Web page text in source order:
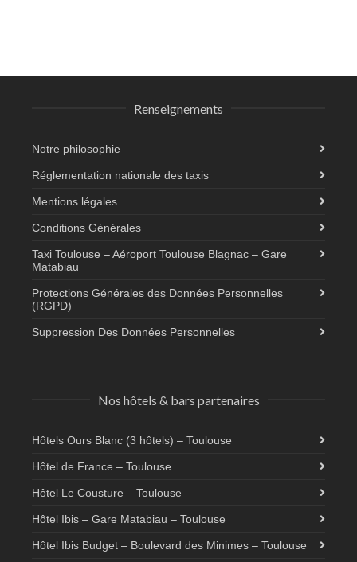
Renseignements
Notre philosophie
Réglementation nationale des taxis
Mentions légales
Conditions Générales
Taxi Toulouse – Aéroport Toulouse Blagnac – Gare
Matabiau
Protections Générales des Données Personnelles
(RGPD)
Suppression Des Données Personnelles
Nos hôtels & bars partenaires
Hôtels Ours Blanc (3 hôtels) – Toulouse
Hôtel de France – Toulouse
Hôtel Le Cousture – Toulouse
Hôtel Ibis – Gare Matabiau – Toulouse
Hôtel Ibis Budget – Boulevard des Minimes – Toulouse